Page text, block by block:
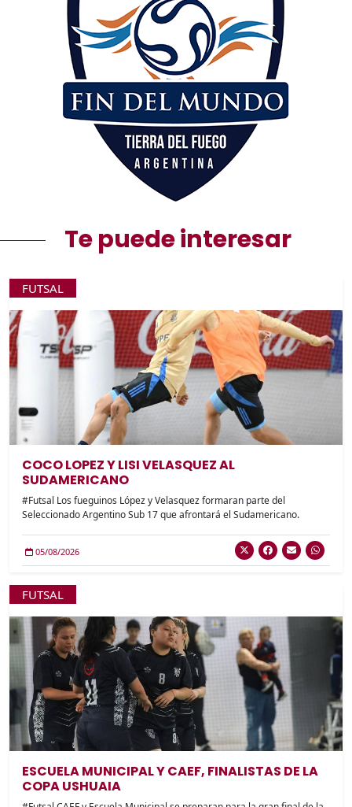
Te puede interesar
FUTSAL
COCO LOPEZ Y LISI VELASQUEZ AL
SUDAMERICANO
#Futsal Los fueguinos López y Velasquez formaran parte del
Seleccionado Argentino Sub 17 que afrontará el Sudamericano.
05/08/2026
FUTSAL
ESCUELA MUNICIPAL Y CAEF, FINALISTAS DE LA
COPA USHUAIA